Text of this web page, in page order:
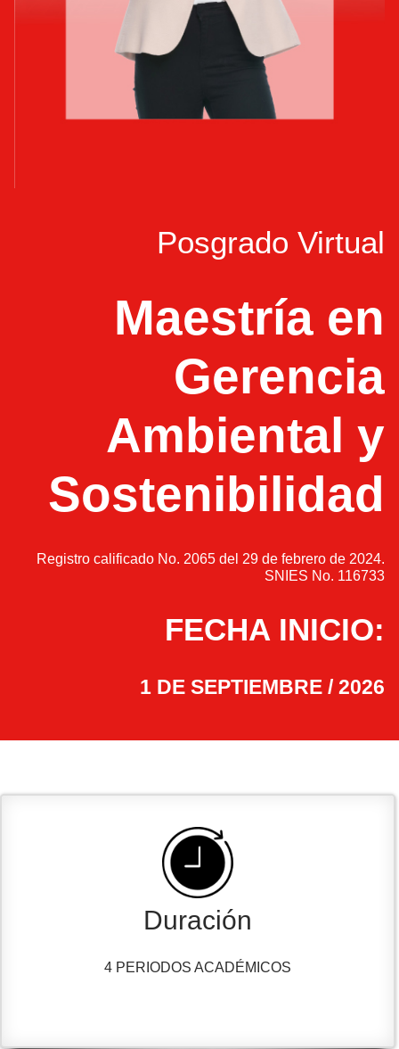
Posgrado Virtual
Maestría en
Gerencia
Ambiental y
Sostenibilidad
Registro calificado No. 2065 del 29 de febrero de 2024.
SNIES No. 116733
FECHA INICIO:
1 DE SEPTIEMBRE / 2026
Duración
4 PERIODOS ACADÉMICOS